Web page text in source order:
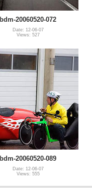
bdm-20060520-072
Date: 12-06-07
Views: 527
bdm-20060520-089
Date: 12-06-07
Views: 555